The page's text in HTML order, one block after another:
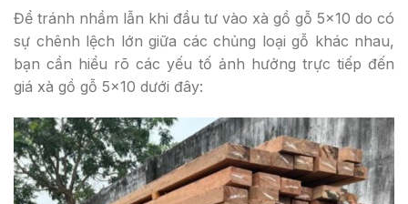
Để tránh nhầm lẫn khi đầu tư vào xà gồ gỗ 5×10 do có
sự chênh lệch lớn giữa các chủng loại gỗ khác nhau,
bạn cần hiểu rõ các yếu tố ảnh hưởng trực tiếp đến
giá xà gồ gỗ 5×10 dưới đây: